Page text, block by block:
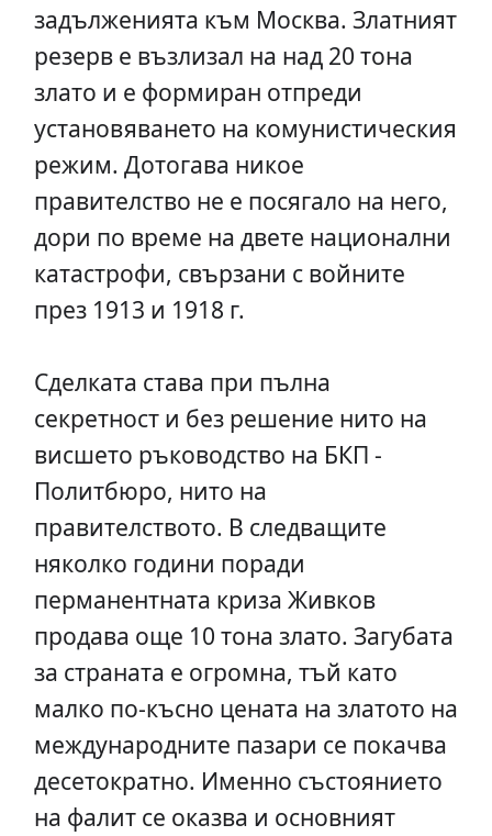
задълженията към Москва. Златният
резерв е възлизал на над 20 тона
злато и е формиран отпреди
установяването на комунистическия
режим. Дотогава никое
правителство не е посягало на него,
дори по време на двете национални
катастрофи, свързани с войните
през 1913 и 1918 г.
Сделката става при пълна
секретност и без решение нито на
висшето ръководство на БКП -
Политбюро, нито на
правителството. В следващите
няколко години поради
перманентната криза Живков
продава още 10 тона злато. Загубата
за страната е огромна, тъй като
малко по-късно цената на златото на
международните пазари се покачва
десетократно. Именно състоянието
на фалит се оказва и основният